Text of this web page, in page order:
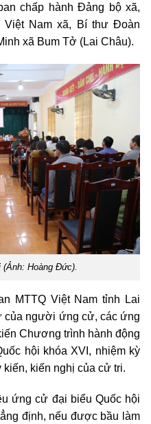
chấp hành Đảng bộ xã,
Việt Nam xã, Bí thư Đoàn
xã Bum Tở (Lai Châu).
(Ảnh: Hoàng Đức).
MTTQ Việt Nam tỉnh Lai
của người ứng cử, các ứng
Chương trình hành động
hội khóa XVI, nhiệm kỳ
kiến nghị của cử tri.
ứng cử đại biểu Quốc hội
định, nếu được bầu làm